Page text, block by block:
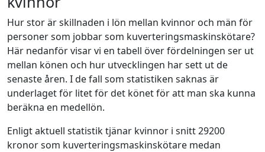
Hur stor är skillnaden i lön mellan kvinnor och män för
personer som jobbar som kuverteringsmaskinskötare?
Här nedanför visar vi en tabell över fördelningen ser ut
mellan könen och hur utvecklingen har sett ut de
senaste åren. I de fall som statistiken saknas är
underlaget för litet för det könet för att man ska kunna
beräkna en medellön.
Enligt aktuell statistik tjänar kvinnor i snitt 29200
kronor som kuverteringsmaskinskötare medan